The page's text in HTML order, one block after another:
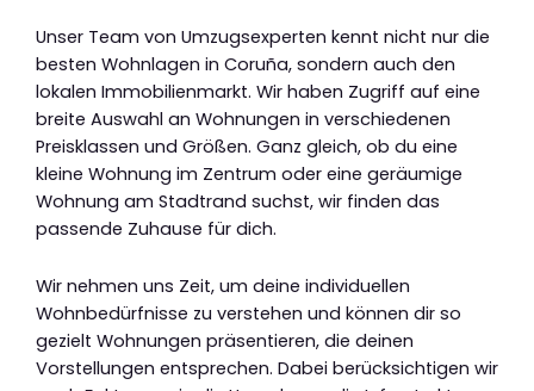
Unser Team von Umzugsexperten kennt nicht nur die
besten Wohnlagen in Coruña, sondern auch den
lokalen Immobilienmarkt. Wir haben Zugriff auf eine
breite Auswahl an Wohnungen in verschiedenen
Preisklassen und Größen. Ganz gleich, ob du eine
kleine Wohnung im Zentrum oder eine geräumige
Wohnung am Stadtrand suchst, wir finden das
passende Zuhause für dich.
Wir nehmen uns Zeit, um deine individuellen
Wohnbedürfnisse zu verstehen und können dir so
gezielt Wohnungen präsentieren, die deinen
Vorstellungen entsprechen. Dabei berücksichtigen wir